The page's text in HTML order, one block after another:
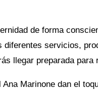
de forma
servicios,
llegar preparada para
Marinone dan el